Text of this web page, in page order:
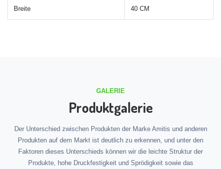
Breite 40 CM
GALERIE
Produktgalerie
Der Unterschied zwischen Produkten der Marke Amitis und anderen
Produkten auf dem Markt ist deutlich zu erkennen, und unter den
Faktoren dieses Unterschieds können wir die leichte Struktur der
Produkte, hohe Druckfestigkeit und Sprödigkeit sowie das